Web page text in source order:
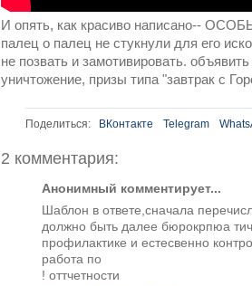
И опять, как красиво написано--
палец о палец не стукнули для его
не позвать и замотивировать.
уничтожение, призы типа "завтрак с
Поделиться: ВКонтакте Telegram
2 комментария:
Анонимный комментирует...
Шаблон в ответе,сначала
должно быть далее бюрокрпюа
профилактике и естесвенно
работа по
! оттчетности